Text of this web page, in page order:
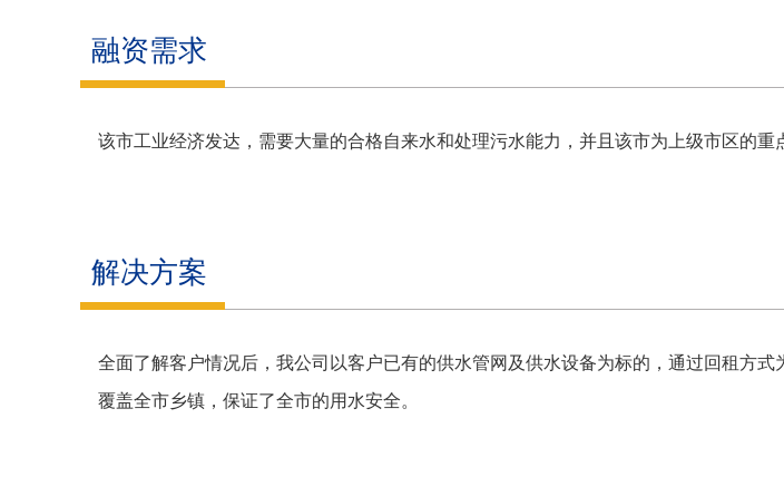
融资需求
该市工业经济发达，需要大量的合格自来水和处理污水能力，并且该市为上级市区的
解决方案
全面了解客户情况后，我公司以客户已有的供水管网及供水设备为标的，通过回租方
覆盖全市乡镇，保证了全市的用水安全。